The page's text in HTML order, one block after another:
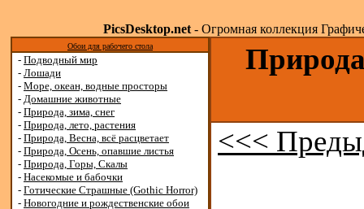
PicsDesktop.net- Огромная коллекция
Обои для рабочего стола
- Подводный мир
- Лошади
- Море, океан, водные просторы
- Домашние животные
- Природа, зима, снег
- Природа, лето, растения
- Природа, Весна, всё расцветает
- Природа, Осень, опавшие листья
- Природа, Горы, Скалы
- Насекомые и бабочки
- Готические Страшные (Gothic Horror)
- Новогодние и рождественские обои
<<<